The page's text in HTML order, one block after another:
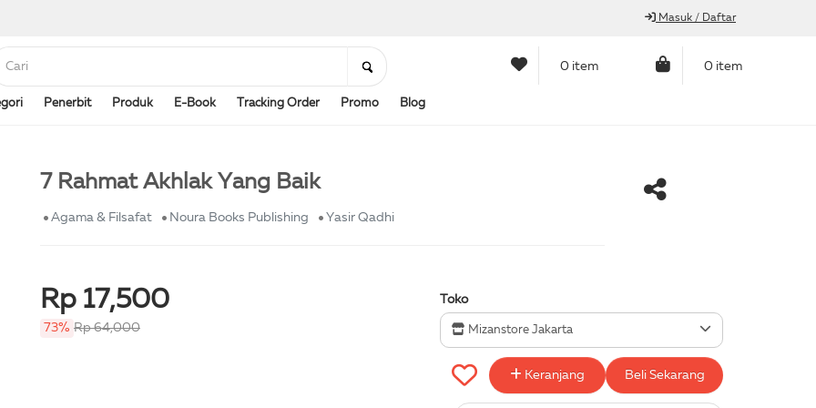
Masuk / Daftar
0 item 0 item
Penerbit Produk E-Book Tracking Order Promo Blog
7 Rahmat Akhlak Yang Baik
Agama & Filsafat Noura Books Publishing Yasir Qadhi
Rp 17,500
73% Rp 64,000
Toko
Mizanstore Jakarta
Keranjang Beli Sekarang